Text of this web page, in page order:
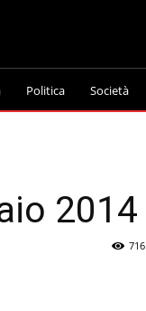
Politica Società
2014
716